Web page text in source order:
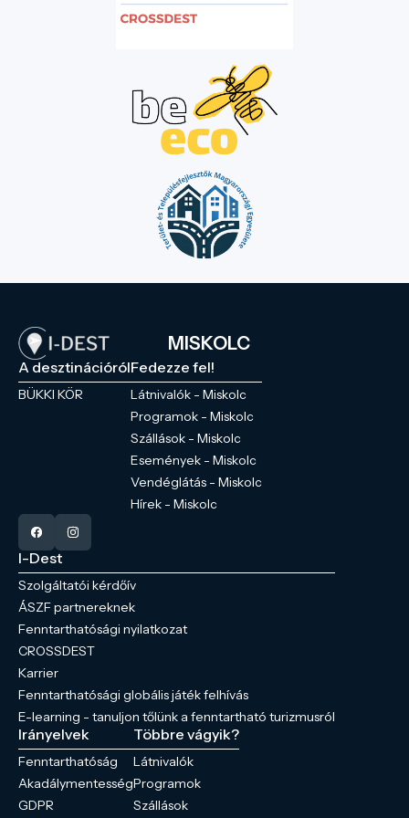
MISKOLC
A desztinációról
BÜKKI KÖR
Fedezze fel!
Látnivalók - Miskolc
Programok - Miskolc
Szállások - Miskolc
Események - Miskolc
Vendéglátás - Miskolc
Hírek - Miskolc
I-Dest
Szolgáltatói kérdőív
ÁSZF partnereknek
Fenntarthatósági nyilatkozat
CROSSDEST
Karrier
Fenntarthatósági globális játék felhívás
E-learning - tanuljon tőlünk a fenntartható turizmusról
Irányelvek
Fenntarthatóság
Akadálymentesség
GDPR
Többre vágyik?
Látnivalók
Programok
Szállások